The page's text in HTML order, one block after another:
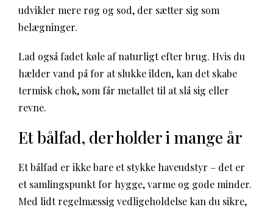
udvikler mere røg og sod, der sætter sig som
belægninger.
Lad også fadet køle af naturligt efter brug. Hvis du
hælder vand på for at slukke ilden, kan det skabe
termisk chok, som får metallet til at slå sig eller
revne.
Et bålfad, der holder i mange år
Et bålfad er ikke bare et stykke haveudstyr – det er
et samlingspunkt for hygge, varme og gode minder.
Med lidt regelmæssig vedligeholdelse kan du sikre,